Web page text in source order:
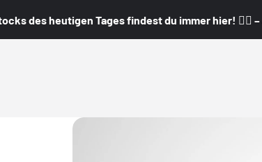
des heutigen Tages findest du immer hier! 👇🏼 –